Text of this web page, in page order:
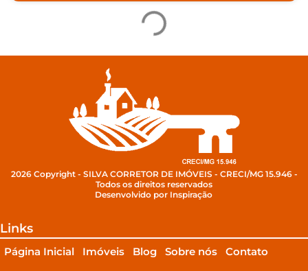
2026 Copyright - SILVA CORRETOR DE IMÓVEIS - CRECI/MG 15.946 -
Todos os direitos reservados
Desenvolvido por Inspiração
Links
Página Inicial Imóveis Blog Sobre nós Contato